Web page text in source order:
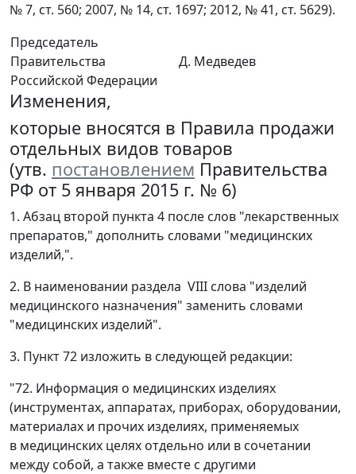
№ 7, ст. 560; 2007, № 14, ст. 1697; 2012, № 41, ст. 5629).
Председатель
Правительства
Российской Федерации
Д. Медведев
Изменения,
которые вносятся в Правила продажи
отдельных видов товаров
(утв. постановлением Правительства
РФ от 5 января 2015 г. № 6)
1. Абзац второй пункта 4 после слов "лекарственных
препаратов," дополнить словами "медицинских
изделий,".
2. В наименовании раздела VIII слова "изделий
медицинского назначения" заменить словами
"медицинских изделий".
3. Пункт 72 изложить в следующей редакции:
"72. Информация о медицинских изделиях
(инструментах, аппаратах, приборах, оборудовании,
материалах и прочих изделиях, применяемых
в медицинских целях отдельно или в сочетании
между собой, а также вместе с другими